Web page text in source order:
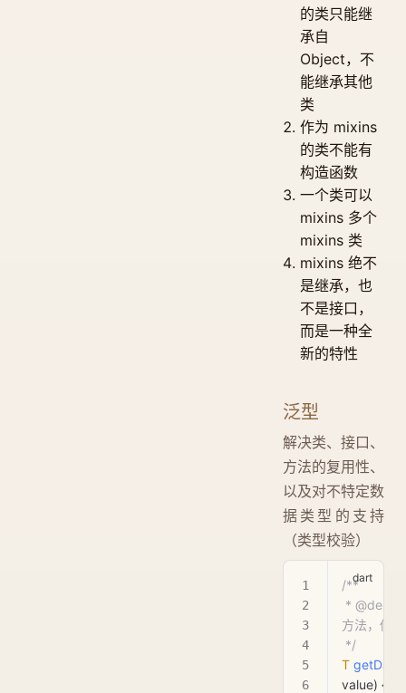
的类只能继
承自
Object，不
能继承其他
类
作为 mixins
的类不能有
构造函数
一个类可以
mixins 多个
mixins 类
mixins 绝不
是继承，也
不是接口，
而是一种全
新的特性
泛型
解决类、接口、
方法的复用性、
以及对不特定数
据类型的支持
（类型校验）
/**
方法，传
*/
T getData
value) {